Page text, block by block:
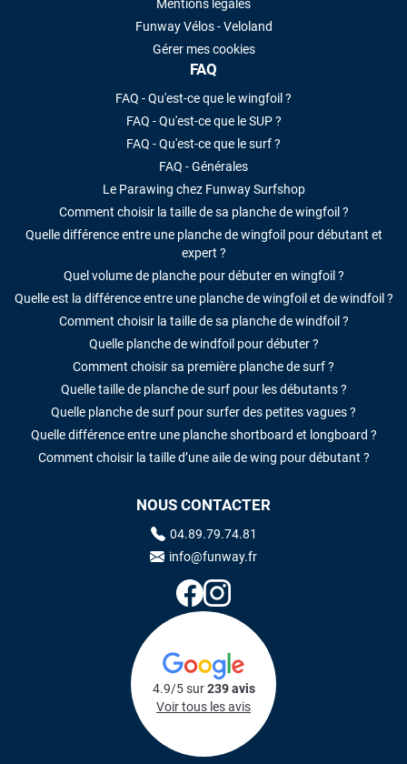
Mentions légales
Funway Vélos - Veloland
Gérer mes cookies
FAQ
FAQ - Qu'est-ce que le wingfoil ?
FAQ - Qu'est-ce que le SUP ?
FAQ - Qu'est-ce que le surf ?
FAQ - Générales
Le Parawing chez Funway Surfshop
Comment choisir la taille de sa planche de wingfoil ?
Quelle différence entre une planche de wingfoil pour débutant et
expert ?
Quel volume de planche pour débuter en wingfoil ?
Quelle est la différence entre une planche de wingfoil et de windfoil ?
Comment choisir la taille de sa planche de windfoil ?
Quelle planche de windfoil pour débuter ?
Comment choisir sa première planche de surf ?
Quelle taille de planche de surf pour les débutants ?
Quelle planche de surf pour surfer des petites vagues ?
Quelle différence entre une planche shortboard et longboard ?
Comment choisir la taille d’une aile de wing pour débutant ?
NOUS CONTACTER
04.89.79.74.81
info@funway.fr
4.9/5 sur239 avis
Voir tous les avis